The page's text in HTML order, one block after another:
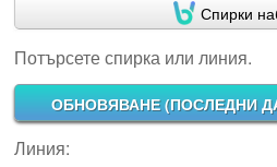
Спирки
Потърсете спирка или линия.
ОБНОВЯВАНЕ (ПОСЛЕДНИ
Линия: